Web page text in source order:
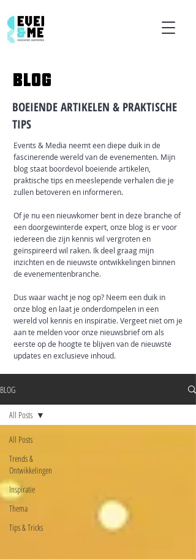
BLOG
BOEIENDE ARTIKELEN & PRAKTISCHE
TIPS
Events & Media neemt een diepe duik in de
fascinerende wereld van de evenementen. Mijn
blog staat boordevol boeiende artikelen,
praktische tips en meeslepende verhalen die je
zullen betoveren en informeren.
Of je nu een nieuwkomer bent in deze branche of
een doorgewinterde expert, onze blog is er voor
iedereen die zijn kennis wil vergroten en
geïnspireerd wil raken. Ik deel graag mijn
inzichten en de nieuwste ontwikkelingen binnen
de evenementenbranche.
Dus waar wacht je nog op? Neem een duik in
onze blog en laat je onderdompelen in een
wereld vol kennis en inspiratie. Vergeet niet om je
aan te melden voor onze nieuwsbrief om als
eerste op de hoogte te blijven van de nieuwste
updates en exclusieve inhoud.
BLOG
All Posts
Trends &
Ontwikkelingen
Inspiratie
Thema
Tips & Tricks
All Posts